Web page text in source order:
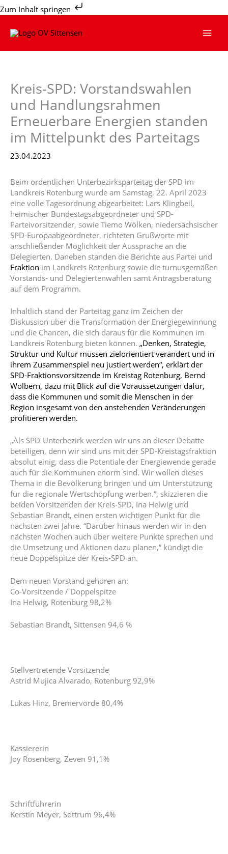
Zum Inhalt springen
Zum
Inhalt
Kreis-SPD: Vorstandswahlen
und Handlungsrahmen
Erneuerbare Energien standen
im Mittelpunkt des Parteitags
23.04.2023
Beim ordentlichen Unterbezirksparteitag der SPD im
Landkreis Rotenburg wurde am Samstag, 22. April 2023
eine volle Tagesordnung abgearbeitet: Lars Klingbeil,
heimischer Bundestagsabgeordneter und SPD-
Parteivorsitzender, sowie Tiemo Wölken, niedersächsischer
SPD-Europaabgeordneter, richteten Grußworte mit
anschließender Möglichkeit der Aussprache an die
Delegierten. Daneben standen die Berichte aus Partei und
Fraktion im Landkreis Rotenburg sowie die turnusgemäßen
Vorstands- und Delegiertenwahlen samt Antragsberatung
auf dem Programm.
Inhaltlich stand der Parteitag ganz im Zeichen der
Diskussion über die Transformation der Energiegewinnung
und die Chancen, die sich daraus für die Kommunen im
Landkreis Rotenburg bieten können. „Denken, Strategie,
Struktur und Kultur müssen zielorientiert verändert und in
ihrem Zusammenspiel neu justiert werden“, erklärt der
SPD-Fraktionsvorsitzende im Kreistag Rotenburg, Bernd
Wölbern, dazu mit Blick auf die Voraussetzungen dafür,
dass die Kommunen und somit die Menschen in der
Region insgesamt von den anstehenden Veränderungen
profitieren werden.
„Als SPD-Unterbezirk werden wir uns an dieser Debatte
beteiligen, denn wir sind uns mit der SPD-Kreistagsfraktion
absolut einig, dass die Potentiale der Energiewende gerade
auch für die Kommunen enorm sind. Wir wollen dieses
Thema in die Bevölkerung bringen und um Unterstützung
für die regionale Wertschöpfung werben.“, skizzieren die
beiden Vorsitzenden der Kreis-SPD, Ina Helwig und
Sebastian Brandt, einen ersten wichtigen Punkt für die
nächsten zwei Jahre. “Darüber hinaus werden wir in den
nächsten Wochen auch über weitere Punkte sprechen und
die Umsetzung und Aktionen dazu planen,” kündigt die
neue Doppelspitze der Kreis-SPD an.
Dem neuen Vorstand gehören an:
Co-Vorsitzende / Doppelspitze
Ina Helwig, Rotenburg 98,2%
Sebastian Brandt, Sittensen 94,6 %
Stellvertretende Vorsitzende
Astrid Mujica Alvarado, Rotenburg 92,9%
Lukas Hinz, Bremervörde 80,4%
Kassiererin
Joy Rosenberg, Zeven 91,1%
Schriftführerin
Kerstin Meyer, Sottrum 96,4%